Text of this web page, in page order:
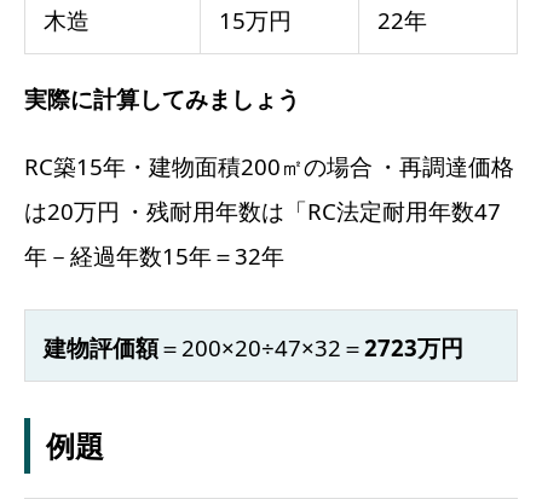
木造 15万円 22年
実際に計算してみましょう
RC築15年・建物面積200㎡の場合 ・再調達価格
は20万円 ・残耐用年数は「RC法定耐用年数47
年－経過年数15年＝32年
建物評価額＝200×20÷47×32＝2723万円
例題